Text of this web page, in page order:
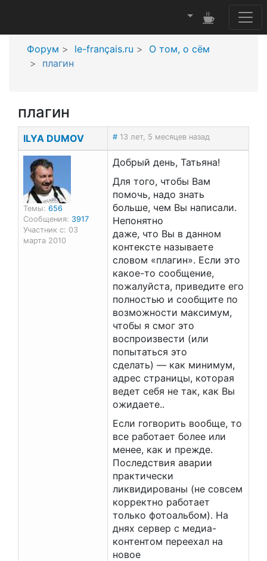
Форум le-français.ru
О том, о сём
плагин
плагин
ILYA DUMOV # 13 лет, 5 месяцев назад
Темы: 656
Сообщения: 3917
Участник с: 03
марта 2010
Добрый день, Татьяна!
Для того, чтобы Вам
помочь, надо знать
больше, чем Вы написали.
Непонятно
даже, что Вы в данном
контексте называете
словом «плагин». Если это
какое-то сообщение,
пожалуйста, приведите его
полностью и сообщите по
возможности максимум,
чтобы я смог это
воспроизвести (или
попытаться это
сделать) — как минимум,
адрес страницы, которая
ведет себя не так, как Вы
ожидаете..
Если гогворить вообще, то
все работает более или
менее, как и прежде.
Последствия аварии
практически
ликвидированы (не совсем
корректно работает
только фотоальбом). На
днях сервер с медиа-
контентом переехал на
новое